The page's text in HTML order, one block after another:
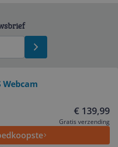
Webcam
€ 139,99
Gratis verzending